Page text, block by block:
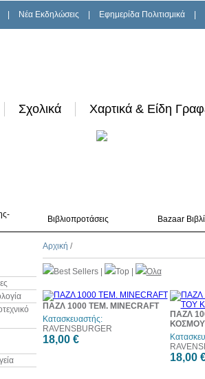
Νέα Εκδηλώσεις Εφημερίδα Πολιτισμικά
Σχολικά Χαρτικά & Είδη
Βιβλιοπροτάσεις Bazaar
Αρχική /
Best Sellers| Top Όλα
ΠΑΖΛ 1000 ΤΕΜ. MINECRAFT
Κατασκευαστής:
RAVENSBURGER
18,00 €
ΠΑΖΛ
18,00